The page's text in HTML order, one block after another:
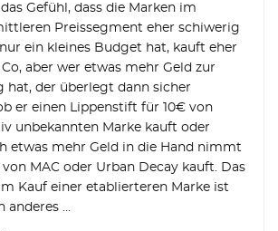
Gefühl, dass die Marken im
Preissegment eher schiwerig
ein kleines Budget hat, kauft eher
Co, aber wer etwas mehr Geld zur
hat, der überlegt dann sicher
er einen Lippenstift für 10€ von
unbekannten Marke kauft oder
etwas mehr Geld in die Hand nimmt
MAC oder Urban Decay kauft. Das
Kauf einer etablierteren Marke ist
anderes …